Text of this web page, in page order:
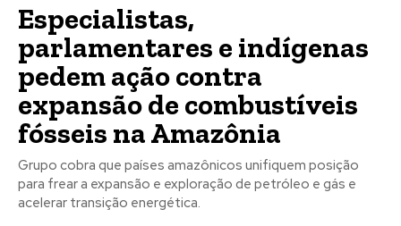
Especialistas,
parlamentares e indígenas
pedem ação contra
expansão de combustíveis
fósseis na Amazônia
Grupo cobra que países amazônicos unifiquem posição
para frear a expansão e exploração de petróleo e gás e
acelerar transição energética.